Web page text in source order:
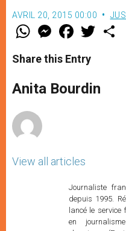
AVRIL 20, 2015 00:00
W
t
s
p
p
M
e
s
e
g
e
F
a
e
b
o
k
w
r
Share this Entry
Anita Bourdin
View all articles
Journaliste
depuis 1995.
lancé le
en